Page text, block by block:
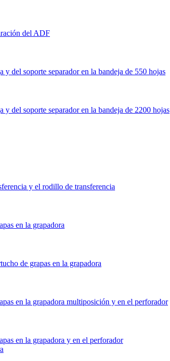
del ADF
y del soporte separador en la bandeja de 550 hojas
y del soporte separador en la bandeja de 2200 hojas
y el rodillo de transferencia
en la grapadora
de grapas en la grapadora
en la grapadora multiposición y en el perforador
en la grapadora y en el perforador